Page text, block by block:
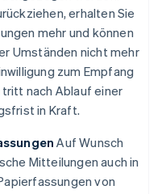
erhalten Sie
mehr und können
Umständen nicht mehr
zum Empfang
nach Ablauf einer
in Kraft.
Auf Wunsch
Mitteilungen auch in
von